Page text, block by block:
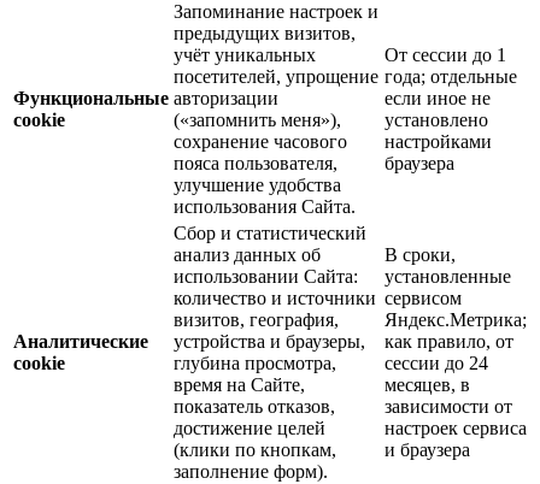
Функциональные
cookie
Запоминание настроек и
предыдущих визитов,
учёт уникальных
посетителей, упрощение
авторизации
(«запомнить меня»),
сохранение часового
пояса пользователя,
улучшение удобства
использования Сайта.
От сессии до 1
года; отдельные
если иное не
установлено
настройками
браузера
Аналитические
cookie
Сбор и статистический
анализ данных об
использовании Сайта:
количество и источники
визитов, география,
устройства и браузеры,
глубина просмотра,
время на Сайте,
показатель отказов,
достижение целей
(клики по кнопкам,
заполнение форм).
В сроки,
установленные
сервисом
Яндекс.Метрика;
как правило, от
сессии до 24
месяцев, в
зависимости от
настроек сервиса
и браузера